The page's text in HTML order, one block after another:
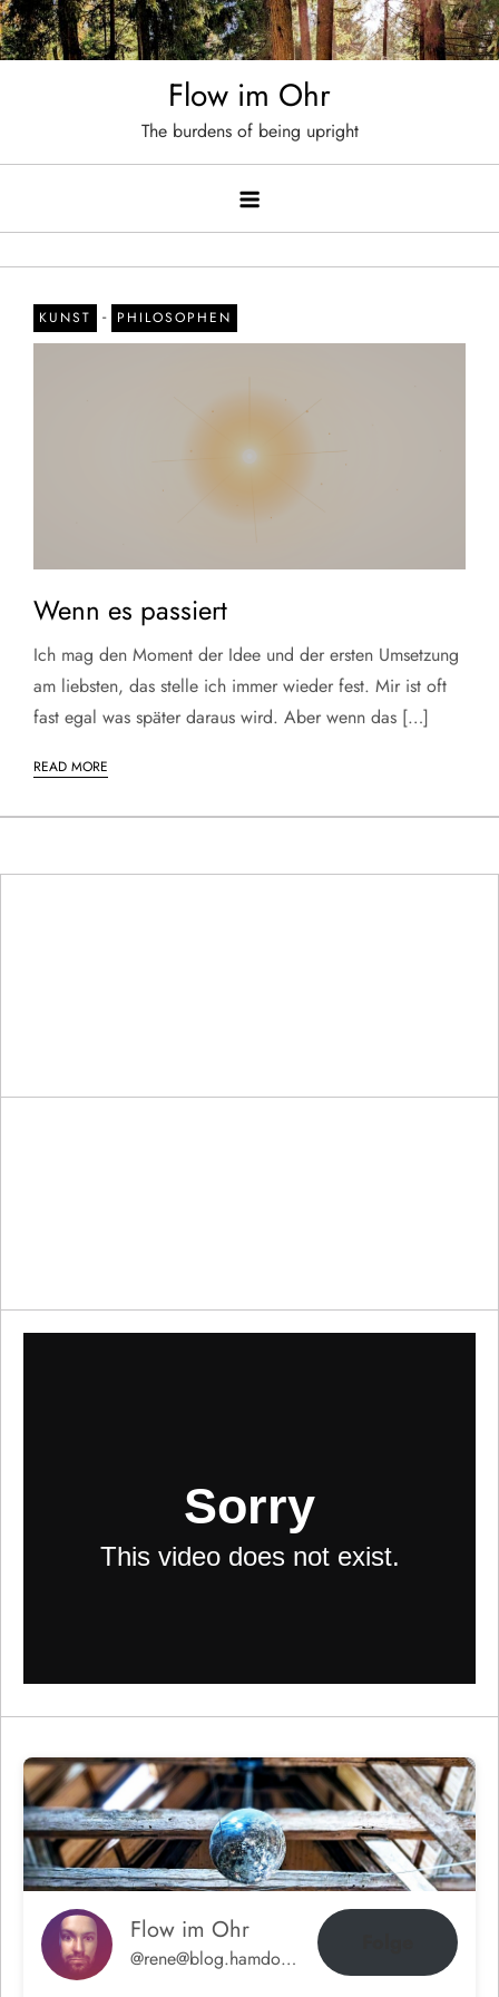
Skip
to
Flow im Ohr
The burdens of being upright
KUNST - PHILOSOPHEN
Wenn es passiert
Ich mag den Moment der Idee und der ersten Umsetzung
am liebsten, das stelle ich immer wieder fest. Mir ist oft
fast egal was später daraus wird. Aber wenn das […]
READ MORE
Flow im Ohr
@rene@blog.hamdorf.org